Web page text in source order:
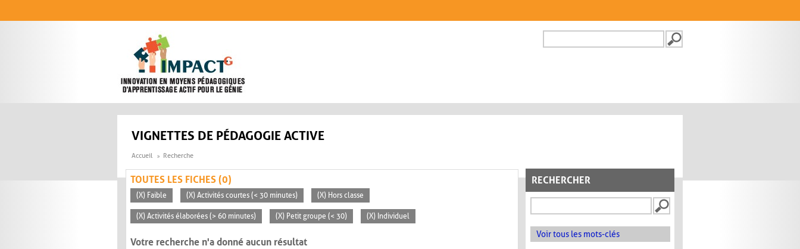
FORMULAIRE DE
VIGNETTES DE PÉDAGOGIE ACTIVE
Accueil Recherche
RECHERCHER
Voir tous les mots-clés
TOUTES LES FICHES (0)
(X) Faible (X) Activités courtes (< 30 minutes) (X) Hors classe
(X) Activités élaborées (> 60 minutes) (X) Petit groupe (< 30) (X) Individuel
Votre recherche n'a donné aucun résultat